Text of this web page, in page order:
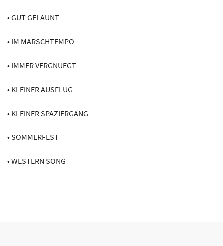
• GUT GELAUNT
• IM MARSCHTEMPO
• IMMER VERGNUEGT
• KLEINER AUSFLUG
• KLEINER SPAZIERGANG
• SOMMERFEST
• WESTERN SONG